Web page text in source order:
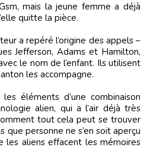
mais la jeune femme a déjà
quitte la pièce.
a repéré l’origine des appels –
Jefferson, Adams et Hamilton,
le nom de l’enfant. Ils utilisent
les accompagne.
éléments d’une combinaison
alien, qui a l’air déjà très
tout cela peut se trouver
que personne ne s’en soit aperçu
les aliens effacent les mémoires